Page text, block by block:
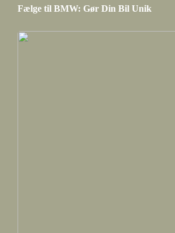
Fælge til BMW: Gør Din Bil Unik